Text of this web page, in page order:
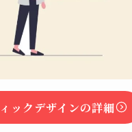
ックデザインの詳細